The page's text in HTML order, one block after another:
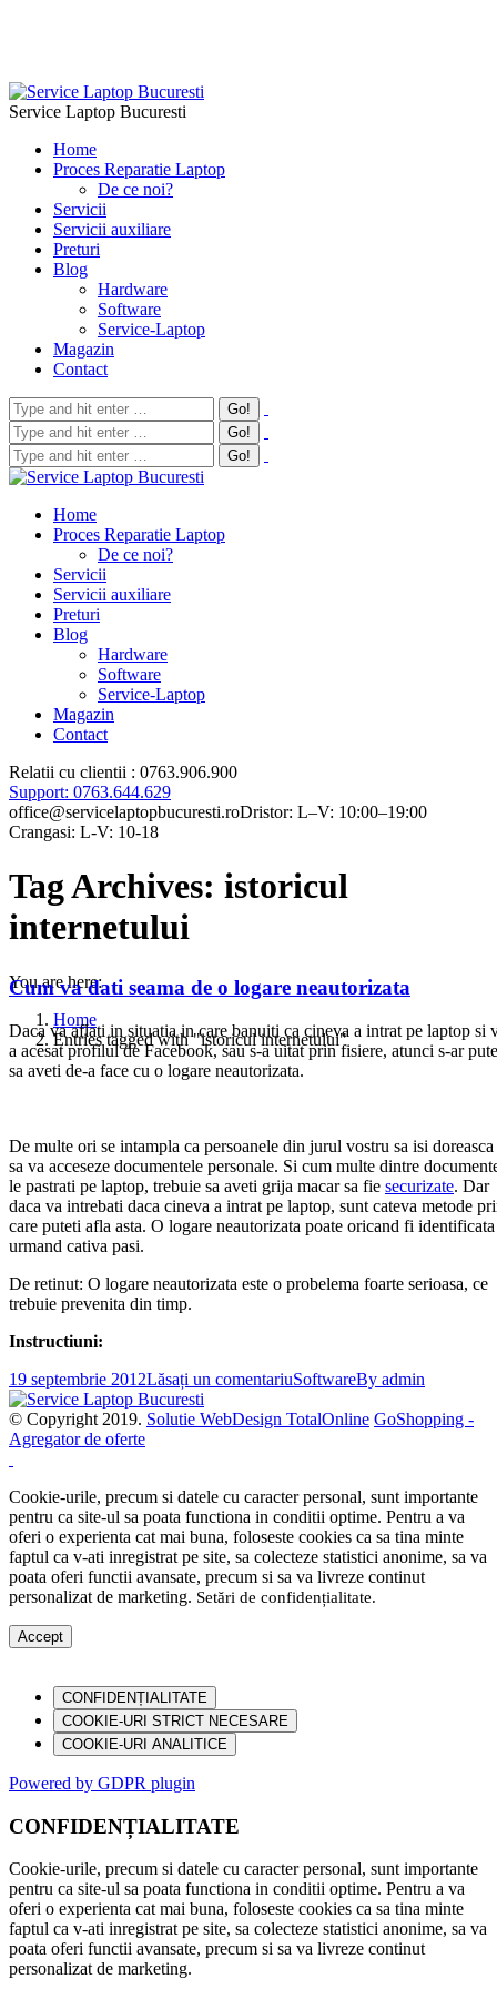
Service Laptop Bucuresti
Home
Proces Reparatie Laptop
De ce noi?
Servicii
Servicii auxiliare
Preturi
Blog
Hardware
Software
Service-Laptop
Magazin
Contact
Home
Proces Reparatie Laptop
De ce noi?
Servicii
Servicii auxiliare
Preturi
Blog
Hardware
Software
Service-Laptop
Magazin
Contact
Relatii cu clientii : 0763.906.900
Support: 0763.644.629
office@servicelaptopbucuresti.roDristor: L–V: 10:00–19:00
Crangasi: L-V: 10-18
Tag Archives: istoricul
internetului
You are here:
Home
Entries tagged with "istoricul internetului"
Cum va dati seama de o logare neautorizata
Daca va aflati in situatia in care banuiti ca cineva a intrat pe laptop si
a acesat profilul de Facebook, sau s-a uitat prin fisiere, atunci s-ar
sa aveti de-a face cu o logare neautorizata.
De multe ori se intampla ca persoanele din jurul vostru sa isi doreasca
sa va acceseze documentele personale. Si cum multe dintre
le pastrati pe laptop, trebuie sa aveti grija macar sa fie securizate. Dar
daca va intrebati daca cineva a intrat pe laptop, sunt cateva metode
care puteti afla asta. O logare neautorizata poate oricand fi identificata
urmand cativa pasi.
De retinut: O logare neautorizata este o probelema foarte serioasa, ce
trebuie prevenita din timp.
Instructiuni:
19 septembrie 2012Lăsați un comentariuSoftwareBy admin
© Copyright 2019. Solutie WebDesign TotalOnline GoShopping -
Agregator de oferte
Cookie-urile, precum si datele cu caracter personal, sunt importante
pentru ca site-ul sa poata functiona in conditii optime. Pentru a va
oferi o experienta cat mai buna, foloseste cookies ca sa tina minte
faptul ca v-ati inregistrat pe site, sa colecteze statistici anonime, sa va
poata oferi functii avansate, precum si sa va livreze continut
personalizat de marketing. Setări de confidențialitate.
Accept
CONFIDENȚIALITATE
COOKIE-URI STRICT NECESARE
COOKIE-URI ANALITICE
Powered by GDPR plugin
CONFIDENȚIALITATE
Cookie-urile, precum si datele cu caracter personal, sunt importante
pentru ca site-ul sa poata functiona in conditii optime. Pentru a va
oferi o experienta cat mai buna, foloseste cookies ca sa tina minte
faptul ca v-ati inregistrat pe site, sa colecteze statistici anonime, sa va
poata oferi functii avansate, precum si sa va livreze continut
personalizat de marketing.